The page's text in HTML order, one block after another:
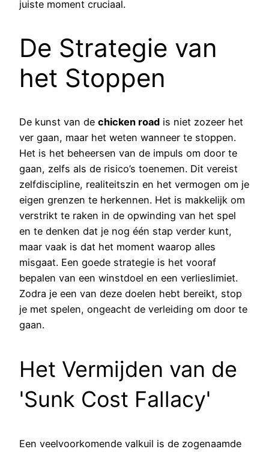
juiste moment cruciaal.
De Strategie van
het Stoppen
De kunst van de chicken road is niet zozeer het
ver gaan, maar het weten wanneer te stoppen.
Het is het beheersen van de impuls om door te
gaan, zelfs als de risico’s toenemen. Dit vereist
zelfdiscipline, realiteitszin en het vermogen om je
eigen grenzen te herkennen. Het is makkelijk om
verstrikt te raken in de opwinding van het spel
en te denken dat je nog één stap verder kunt,
maar vaak is dat het moment waarop alles
misgaat. Een goede strategie is het vooraf
bepalen van een winstdoel en een verlieslimiet.
Zodra je een van deze doelen hebt bereikt, stop
je met spelen, ongeacht de verleiding om door te
gaan.
Het Vermijden van de
'Sunk Cost Fallacy'
Een veelvoorkomende valkuil is de zogenaamde